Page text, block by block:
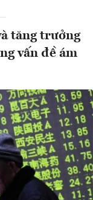
tăng trưởng
vấn đề ám